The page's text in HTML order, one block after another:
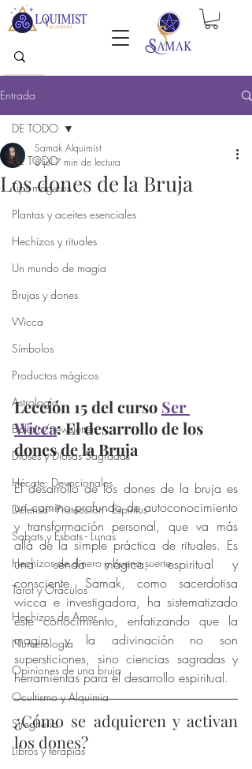
Entrada
DE TODO
Tips mágicos
Plantas y aceites esenciales
Hechizos y rituales
Un mundo de magia
Brujas y dones
Wicca
Símbolos
Productos mágicos
Astrología
Boletín/newsletter
Dioses y Diosas Sagradas
Hécate: Devocionales
Defensa - Protección - Espíritus
Sabats y Esbats - Lunas
Hechizos de dinero y buena suerte
Tarot y Oráculos
Hechizos de Amor
Numerología
Opiniones de una bruja
Ocultismo y Alquimia
Stregheria
Libros y terapias
DE TODO
Los dones de la Bruja
Samak Alquimist
8 jul 7 min de lectura
Lección 15 del curso Ser
Wicca: El desarrollo de los
dones de la Bruja
El desarrollo de los dones de la bruja es
un camino profundo de autoconocimiento
y transformación personal, que va más
allá de la simple práctica de rituales. Es
una senda mágica, espiritual y
consciente. Samak, como sacerdotisa
wicca e investigadora, ha sistematizado
este conocimiento, enfatizando que la
magia y la adivinación no son
supersticiones, sino ciencias sagradas y
herramientas para el desarrollo espiritual.
¿Cómo se adquieren y activan
los dones?